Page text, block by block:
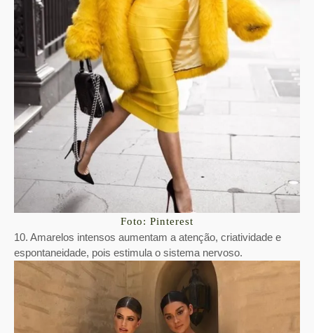
Foto: Pinterest
10. Amarelos intensos aumentam a atenção, criatividade e
espontaneidade, pois estimula o sistema nervoso.